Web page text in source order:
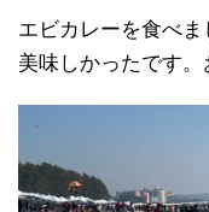
エビカレーを食べま
美味しかったです。